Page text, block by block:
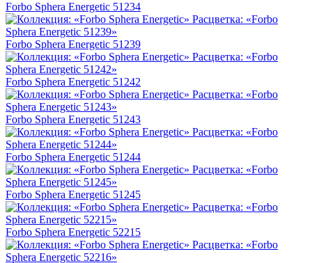
Forbo Sphera Energetic 51234
Forbo Sphera Energetic 51239
Forbo Sphera Energetic 51242
Forbo Sphera Energetic 51243
Forbo Sphera Energetic 51244
Forbo Sphera Energetic 51245
Forbo Sphera Energetic 52215